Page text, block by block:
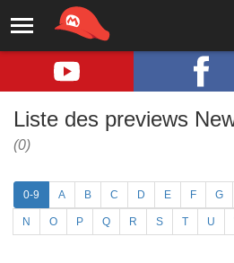
Liste des previews
(0)
0-9 A B C D E F G
N O P Q R S T U